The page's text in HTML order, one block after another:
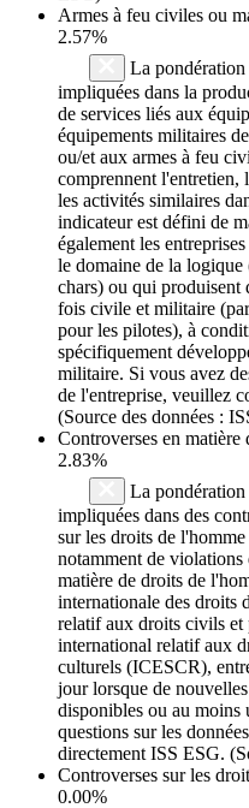
Armes à feu civiles ou
2.57%
La pondération
impliquées dans la
de services liés aux
équipements militaires
ou/et aux armes à feu
comprennent l'entretien,
les activités similaires
indicateur est défini de
également les
le domaine de la logique
chars) ou qui produisent
fois civile et militaire
pour les pilotes), à
spécifiquement
militaire. Si vous avez
de l'entreprise, veuillez
(Source des données :
Controverses en
2.83%
La pondération
impliquées dans des
sur les droits de
notamment de violations
matière de droits de
internationale des droits
relatif aux droits civils
international relatif aux
culturels (ICESCR),
jour lorsque de
disponibles ou au moins
questions sur les
directement ISS ESG.
Controverses sur les
0.00%